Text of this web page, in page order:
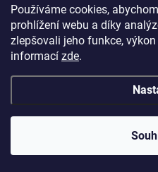
Používáme cookies,
prohlížení webu a díky
zlepšovali jeho funkce,
informací zde.
Vložením e-mailu souhlasíte s
Přihlásit se
Gravon.cz